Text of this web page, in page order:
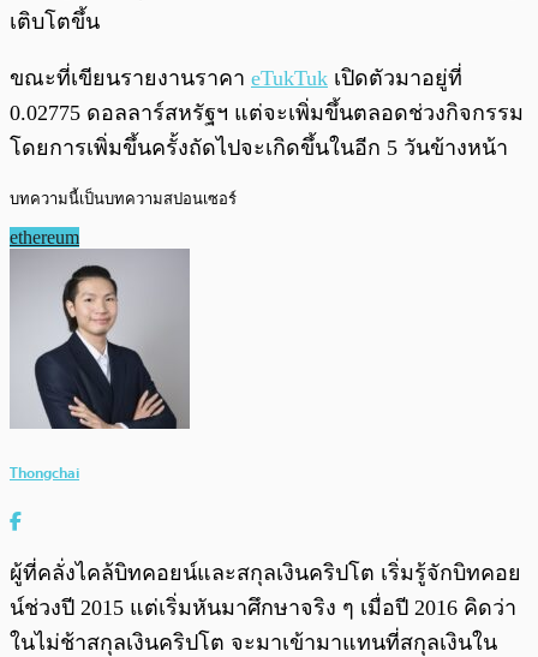
เติบโตขึ้น
ขณะที่เขียนรายงานราคา eTukTuk เปิดตัวมาอยู่ที่
0.02775 ดอลลาร์สหรัฐฯ แต่จะเพิ่มขึ้นตลอดช่วงกิจกรรม
โดยการเพิ่มขึ้นครั้งถัดไปจะเกิดขึ้นในอีก 5 วันข้างหน้า
บทความนี้เป็นบทความสปอนเซอร์
ethereum
Thongchai
ผู้ที่คลั่งไคล้บิทคอยน์และสกุลเงินคริปโต เริ่มรู้จักบิทคอย
น์ช่วงปี 2015 แต่เริ่มหันมาศึกษาจริง ๆ เมื่อปี 2016 คิดว่า
ในไม่ช้าสกุลเงินคริปโต จะมาเข้ามาแทนที่สกุลเงินใน